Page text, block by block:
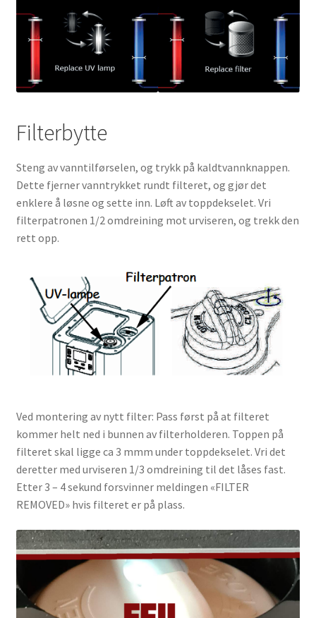
Filterbytte
Steng av vanntilførselen, og trykk på kaldtvannknappen.
Dette fjerner vanntrykket rundt filteret, og gjør det
enklere å løsne og sette inn. Løft av toppdekselet. Vri
filterpatronen 1/2 omdreining mot urviseren, og trekk den
rett opp.
Ved montering av nytt filter: Pass først på at filteret
kommer helt ned i bunnen av filterholderen. Toppen på
filteret skal ligge ca 3 mmm under toppdekselet. Vri det
deretter med urviseren 1/3 omdreining til det låses fast.
Etter 3 – 4 sekund forsvinner meldingen «FILTER
REMOVED» hvis filteret er på plass.